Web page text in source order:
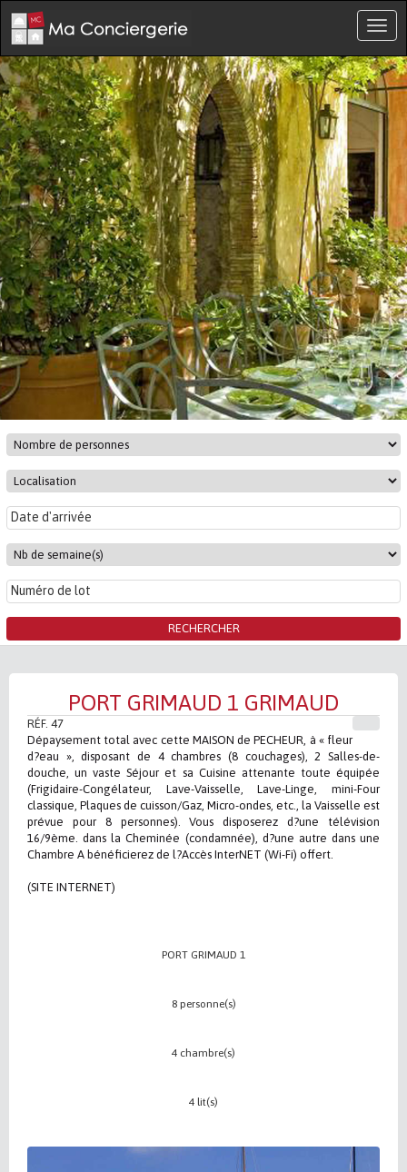
PORT GRIMAUD 1 GRIMAUD
RÉF. 47
Dépaysement total avec cette MAISON de PECHEUR, à « fleur
d?eau », disposant de 4 chambres (8 couchages), 2 Salles-de-
douche, un vaste Séjour et sa Cuisine attenante toute équipée
(Frigidaire-Congélateur, Lave-Vaisselle, Lave-Linge, mini-Four
classique, Plaques de cuisson/Gaz, Micro-ondes, etc., la Vaisselle est
prévue pour 8 personnes). Vous disposerez d?une télévision
16/9ème. dans la Cheminée (condamnée), d?une autre dans une
Chambre A bénéficierez de l?Accès InterNET (Wi-Fi) offert.
(SITE INTERNET)
PORT GRIMAUD 1
8 personne(s)
4 chambre(s)
4 lit(s)